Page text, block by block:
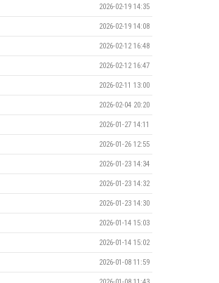
2026-02-19 14:35
2026-02-19 14:08
2026-02-12 16:48
2026-02-12 16:47
2026-02-11 13:00
2026-02-04 20:20
2026-01-27 14:11
2026-01-26 12:55
2026-01-23 14:34
2026-01-23 14:32
2026-01-23 14:30
2026-01-14 15:03
2026-01-14 15:02
2026-01-08 11:59